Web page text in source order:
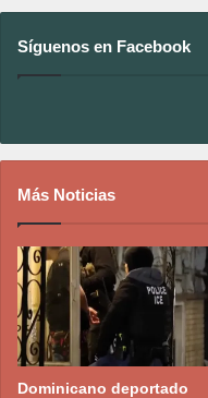
Síguenos en Facebook
Más Noticias
Dominicano deportado